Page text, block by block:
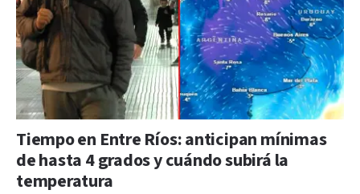
Tiempo en Entre Ríos: anticipan mínimas
de hasta 4 grados y cuándo subirá la
temperatura